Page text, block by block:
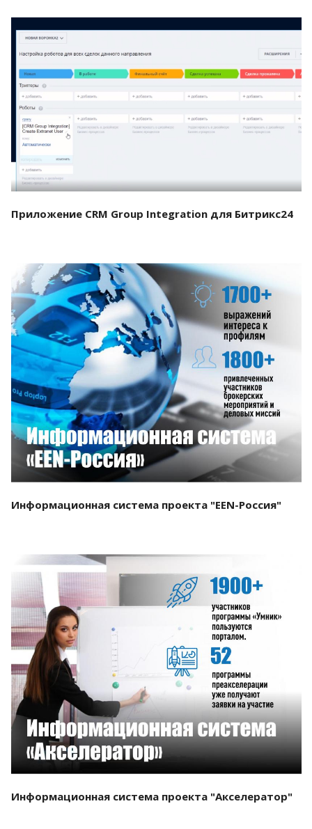
Смотреть проект
Приложение CRM Group Integration для Битрикс24
Смотреть проект
Информационная система проекта "EEN-Россия"
Смотреть проект
Информационная система проекта "Акселератор"